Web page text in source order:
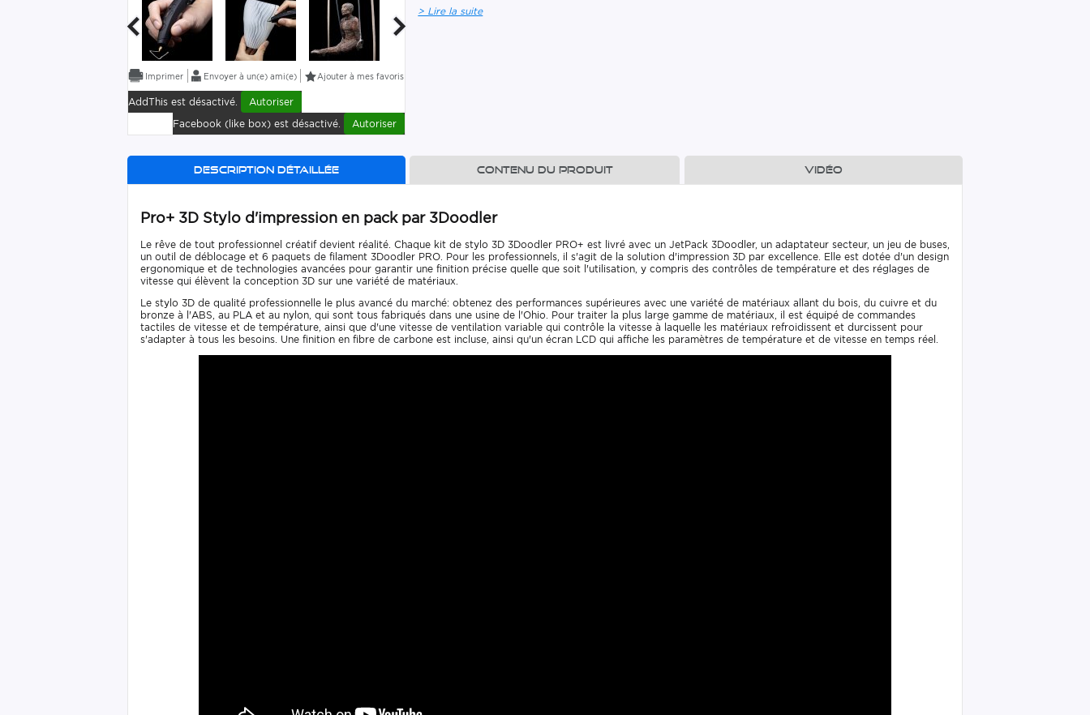
Envoyer à un(e) ami(e) Ajouter à mes favoris
AddThis est désactivé.
Autoriser
Facebook (like box) est désactivé.
Autoriser
> Lire la suite
Description détaillée Contenu du produit Vidéo
Pro+ 3D Stylo d'impression en pack par 3Doodler
Le rêve de tout professionnel créatif devient réalité. Chaque kit de stylo 3D 3Doodler PRO+ est livré avec un JetPack 3Doodler, un adaptateur secteur, un jeu de buses,
un outil de déblocage et 6 paquets de filament 3Doodler PRO. Pour les professionnels, il s'agit de la solution d'impression 3D par excellence. Elle est dotée d'un design
ergonomique et de technologies avancées pour garantir une finition précise quelle que soit l'utilisation, y compris des contrôles de température et des réglages de
vitesse qui élèvent la conception 3D sur une variété de matériaux.
Le stylo 3D de qualité professionnelle le plus avancé du marché: obtenez des performances supérieures avec une variété de matériaux allant du bois, du cuivre et du
bronze à l'ABS, au PLA et au nylon, qui sont tous fabriqués dans une usine de l'Ohio. Pour traiter la plus large gamme de matériaux, il est équipé de commandes
tactiles de vitesse et de température, ainsi que d'une vitesse de ventilation variable qui contrôle la vitesse à laquelle les matériaux refroidissent et durcissent pour
s'adapter à tous les besoins. Une finition en fibre de carbone est incluse, ainsi qu'un écran LCD qui affiche les paramètres de température et de vitesse en temps réel.